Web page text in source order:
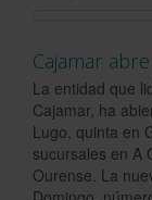
Cajamar
La entidad que
Cajamar, ha
Lugo, quinta en
sucursales en A
Ourense. La